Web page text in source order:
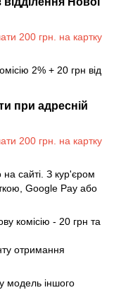
200 грн. на картку
2% + 20 грн від
при адресній
200 грн. на картку
сайті. З кур'єром
Google Pay або
комісію - 20 грн та
отримання
модель іншого